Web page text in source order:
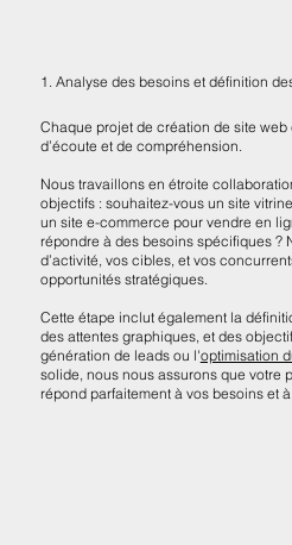
1. Analyse des besoins et définition
Chaque projet de création de site
d’écoute et de compréhension.
Nous travaillons en étroite
objectifs : souhaitez-vous un site
un site e-commerce pour vendre en
répondre à des besoins spécifiques ?
d’activité, vos cibles, et vos
opportunités stratégiques.
Cette étape inclut également la
des attentes graphiques, et des
génération de leads ou l'optimisation
solide, nous nous assurons que votre
répond parfaitement à vos besoins et